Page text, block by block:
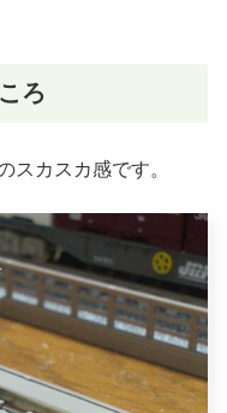
ろ
スカスカ感です。